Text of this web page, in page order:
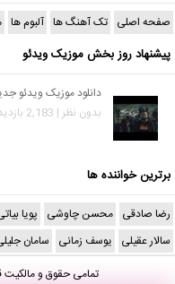
صفحه اصلی تک آهنگ ها آلبوم ها
پیشنهاد روز بخش موزیک ویدئو
دانلود موزیک ویدئو
بدون نظر | 2,183 بازدید
برترین خواننده ها
رضا صادقی محسن چاوشی پویا
سالار عقیلی یوسف زمانی سامان
تمامی حقوق و مالکیت